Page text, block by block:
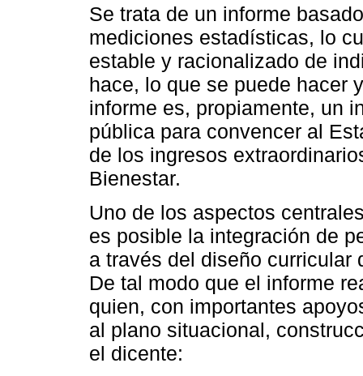
Se trata de un informe
mediciones estadísticas, lo
estable y racionalizado de
hace, lo que se puede hacer
informe es, propiamente, un
pública para convencer al
de los ingresos
Bienestar.
Uno de los aspectos
es posible la integración de
a través del diseño curricular
De tal modo que el informe
quien, con importantes
al plano situacional,
el dicente: